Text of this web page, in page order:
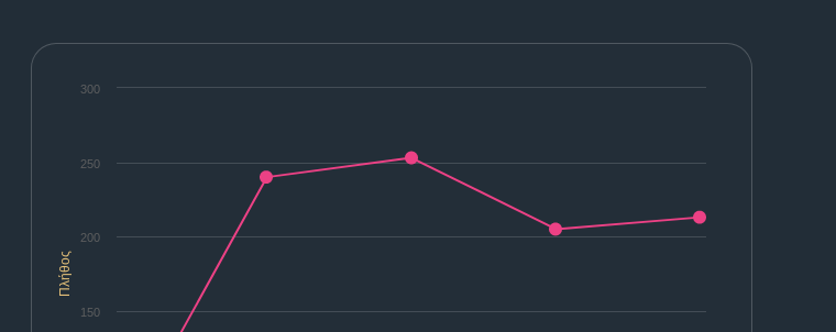
Πλήθος
150
200
250
300